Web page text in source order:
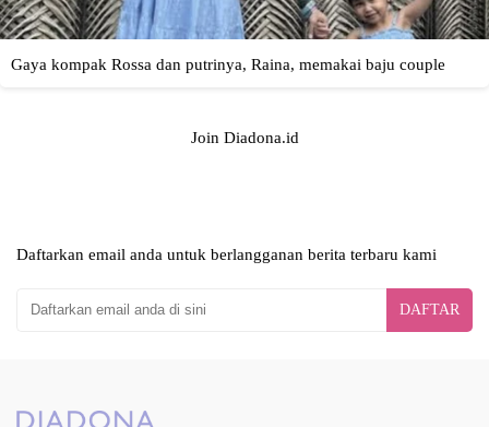
Join Diadona.id
Daftarkan email anda untuk berlangganan berita terbaru kami
DAFTAR